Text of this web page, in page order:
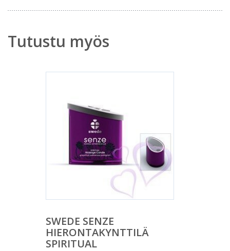
Tutustu myös
SWEDE SENZE
HIERONTAKYNTTILÄ
SPIRITUAL